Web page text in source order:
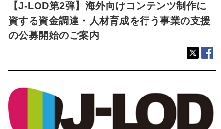
【J-LOD第2弾】海外向けコンテンツ制作に
資する資金調達・人材育成を行う事業の支援
の公募開始のご案内